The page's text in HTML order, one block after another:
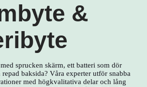
&
sprucken skärm, ett batteri som dör
baksida? Våra experter utför snabba
med högkvalitativa delar och lång